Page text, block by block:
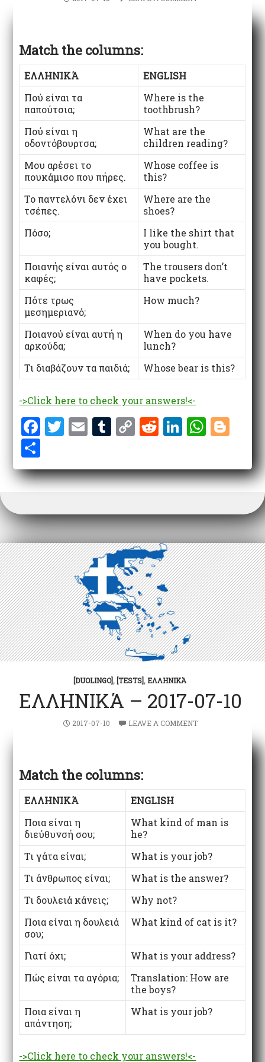
Match the columns:
ΕΛΛΗΝΙΚΆ
ENGLISH
Πού είναι τα
παπούτσια;
Where is the
toothbrush?
Πού είναι η
οδοντόβουρτσα;
What are the
children reading?
Μου αρέσει το
πουκάμισο που πήρες.
Whose coffee is
this?
Το παντελόνι δεν έχει
τσέπες.
Where are the
shoes?
Πόσο;
I like the shirt that
you bought.
Ποιανής είναι αυτός ο
καφές;
The trousers don’t
have pockets.
Πότε τρως
μεσημεριανό;
How much?
Ποιανού είναι αυτή η
αρκούδα;
When do you have
lunch?
Τι διαβάζουν τα παιδιά;
Whose bear is this?
->Click here to check your answers!<-
F
ce
b
o
k
T
it
te
E
ai
l
T
m
bl
C
p
y
n
k
R
d
di
Li
k
e
n
W
at
s
p
p
g
g
h
ar
[DUOLINGO], [TESTS],ΕΛΛΗΝΙΚΆ
ΕΛΛΗΝΙΚΆ – 2017-07-10
2017-07-10 LEAVE A COMMENT
Match the columns:
ΕΛΛΗΝΙΚΆ
ENGLISH
Ποια είναι η
διεύθυνσή σου;
What kind of man is
he?
Τι γάτα είναι;
What is your job?
Τι άνθρωπος είναι;
What is the answer?
Τι δουλειά κάνεις;
Why not?
Ποια είναι η δουλειά
σου;
What kind of cat is it?
Γιατί όχι;
What is your address?
Πώς είναι τα αγόρια;
Translation: How are
the boys?
Ποια είναι η
απάντηση;
What is your job?
->Click here to check your answers!<-